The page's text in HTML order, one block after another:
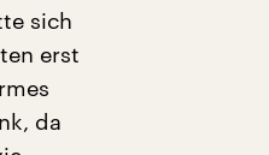
sich
erst
da